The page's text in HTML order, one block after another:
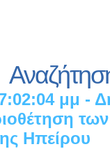
μμ -
Ηπείρου